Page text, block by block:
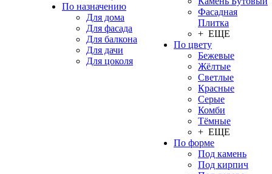
По назначению
Для дома
Для фасада
Для балкона
Для дачи
Для цоколя
Фасадная
Плитка
+ ЕЩЕ
По цвету
Бежевые
Жёлтые
Светлые
Красные
Серые
Комби
Тёмные
+ ЕЩЕ
По форме
Под камень
Под кирпич